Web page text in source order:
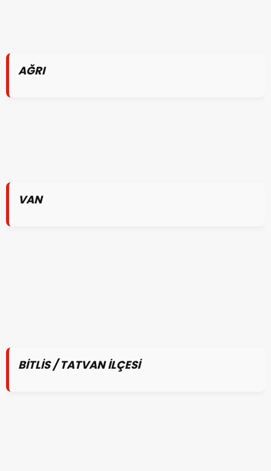
AĞRI
VAN
BİTLİS / TATVAN İLÇESİ